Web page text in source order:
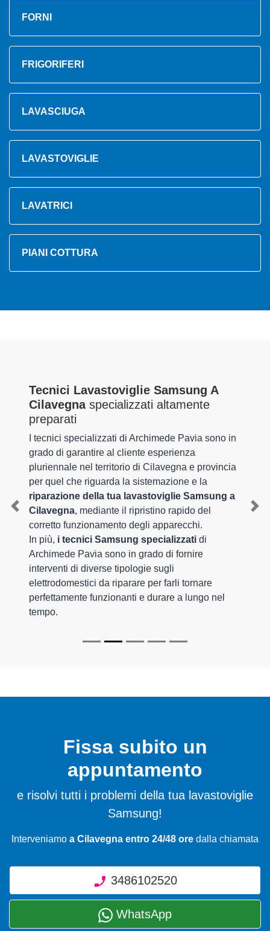
FORNI
FRIGORIFERI
LAVASCIUGA
LAVASTOVIGLIE
LAVATRICI
PIANI COTTURA
Tecnici Lavastoviglie Samsung A
Cilavegnaspecializzati altamente
preparati
I tecnici specializzati di Archimede Pavia sono in
grado di garantire al cliente esperienza
pluriennale nel territorio di Cilavegna e provincia
per quel che riguarda la sistemazione e la
riparazione della tua lavastoviglie Samsung a
Cilavegna, mediante il ripristino rapido del
corretto funzionamento degli apparecchi.
In più, i tecnici Samsung specializzati di
Archimede Pavia sono in grado di fornire
interventi di diverse tipologie sugli
elettrodomestici da riparare per farli tornare
perfettamente funzionanti e durare a lungo nel
tempo.
Previous
Fissa subito un
appuntamento
e risolvi tutti i problemi della tua lavastoviglie
Samsung!
Interveniamo a Cilavegna entro 24/48 ore dalla chiamata
3486102520
WhatsApp